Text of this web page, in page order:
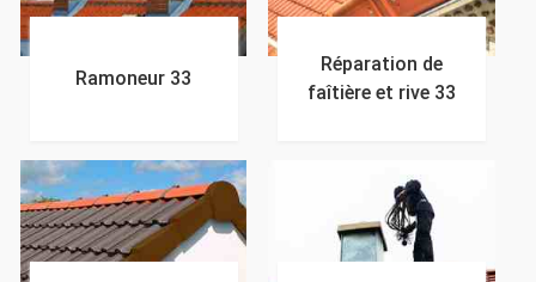
Ramoneur 33
Réparation de
faîtière et rive 33